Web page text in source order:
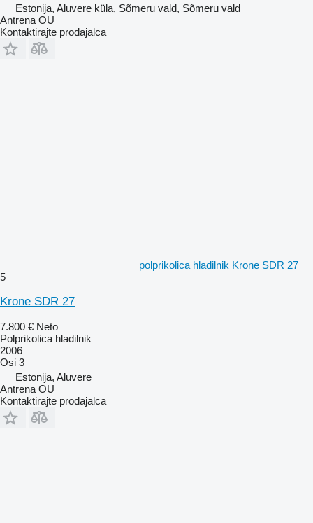
Estonija, Aluvere küla, Sõmeru vald, Sõmeru vald
Antrena OU
Kontaktirajte prodajalca
polprikolica hladilnik Krone SDR 27
5
Krone SDR 27
7.800 € Neto
Polprikolica hladilnik
2006
Osi 3
Estonija, Aluvere
Antrena OU
Kontaktirajte prodajalca